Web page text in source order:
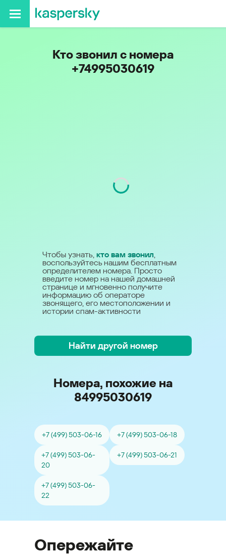
Кто звонил с номера
+74995030619
Чтобы узнать, кто вам звонил,
воспользуйтесь нашим бесплатным
определителем номера. Просто
введите номер на нашей домашней
странице и мгновенно получите
информацию об операторе
звонящего, его местоположении и
истории спам-активности
Найти другой номер
Номера, похожие на
84995030619
+7 (499) 503-06-16 +7 (499) 503-06-18
+7 (499) 503-06-
20
+7 (499) 503-06-21
+7 (499) 503-06-
22
Опережайте